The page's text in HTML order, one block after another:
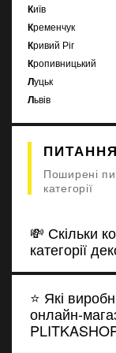
Київ
Кременчук
Кривий Ріг
Кропивницький
Луцьк
Львів
Поширені
категорії
💸 Скільки
категорії
⭐ Які
онлайн-